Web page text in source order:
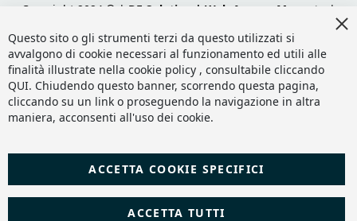
Copyright 2024 © | DF Solution | Web Agency Magento
|
Questo sito o gli strumenti terzi da questo utilizzati si
avvalgono di cookie necessari al funzionamento ed utili alle
finalità illustrate nella cookie policy , consultabile cliccando
QUI. Chiudendo questo banner, scorrendo questa pagina,
cliccando su un link o proseguendo la navigazione in altra
maniera, acconsenti all'uso dei cookie.
ACCETTA TUTTI
ACCETTA COOKIE SPECIFICI